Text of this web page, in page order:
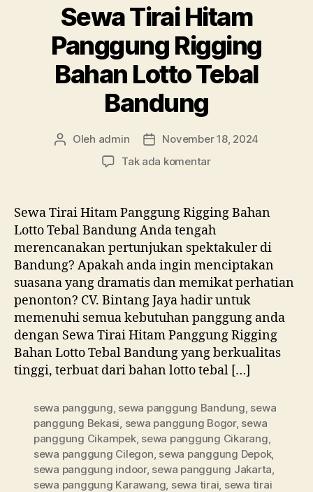
Sewa Tirai Hitam
Panggung Rigging
Bahan Lotto Tebal
Bandung
Penulis
Oleh admin
Tanggal
artikel
November 18, 2024
Tak ada komentarpada
Hitam
Panggung
Rigging
Bahan
Lotto
Tebal
Bandung
Sewa Tirai Hitam Panggung Rigging Bahan
Lotto Tebal Bandung Anda tengah
merencanakan pertunjukan spektakuler di
Bandung? Apakah anda ingin menciptakan
suasana yang dramatis dan memikat perhatian
penonton? CV. Bintang Jaya hadir untuk
memenuhi semua kebutuhan panggung anda
dengan Sewa Tirai Hitam Panggung Rigging
Bahan Lotto Tebal Bandung yang berkualitas
tinggi, terbuat dari bahan lotto tebal […]
sewa panggung sewa panggung Bandung sewa
panggung Bekasi sewa panggung Bogor, sewa
panggung Cikampek, sewa panggung Cikarang
sewa panggung Cilegon sewa panggung Depok,
sewa panggung indoor, sewa panggung Jakarta
sewa panggung Karawang sewa tirai sewa tirai